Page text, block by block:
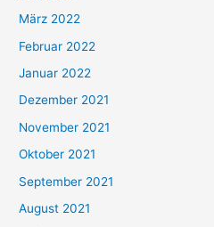
März 2022
Februar 2022
Januar 2022
Dezember 2021
November 2021
Oktober 2021
September 2021
August 2021